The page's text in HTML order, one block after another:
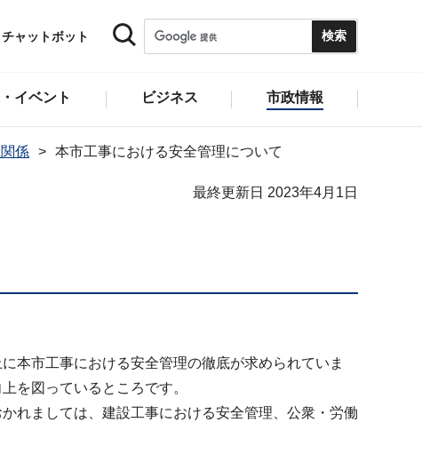
チャットボット
イベント ビジネス 市政情報
係 本市工事における安全管理について
最終更新日 2023年4月1日
本市工事における安全管理の徹底が求められていま
を図っているところです。
れましては、建設工事における安全管理、公衆・労働